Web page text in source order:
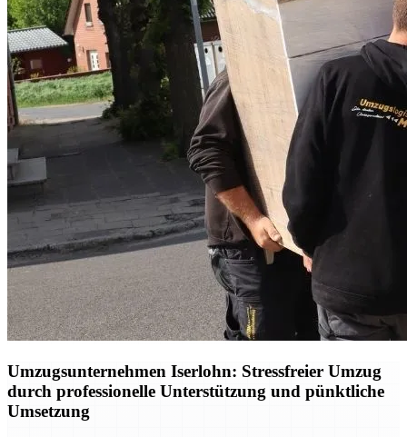
Umzugsunternehmen Iserlohn: Stressfreier Umzug
durch professionelle Unterstützung und pünktliche
Umsetzung